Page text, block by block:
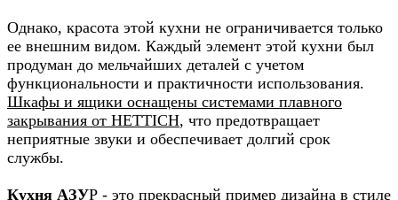
Однако, красота этой кухни не ограничивается только
ее внешним видом. Каждый элемент этой кухни был
продуман до мельчайших деталей с учетом
функциональности и практичности использования.
Шкафы и ящики оснащены системами плавного
закрывания от HETTICH, что предотвращает
неприятные звуки и обеспечивает долгий срок
службы.
Кухня АЗУР - это прекрасный пример дизайна в стиле